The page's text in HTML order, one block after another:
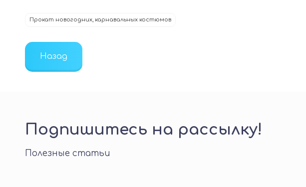
Прокат новогодних, карнавальных костюмов
Назад
Подпишитесь на рассылку!
Полезные статьи